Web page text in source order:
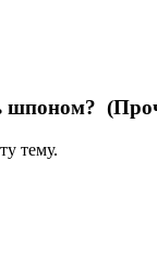
шпоном?
тему.